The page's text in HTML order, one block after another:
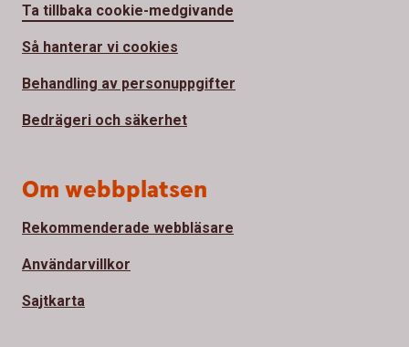
Ta tillbaka cookie-medgivande
Så hanterar vi cookies
Behandling av personuppgifter
Bedrägeri och säkerhet
Om webbplatsen
Rekommenderade webbläsare
Användarvillkor
Sajtkarta